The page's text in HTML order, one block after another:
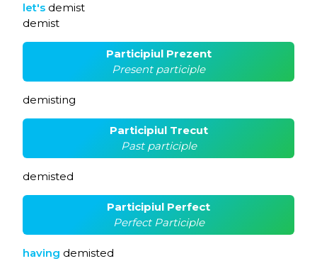
let's demist
demist
Participiul Prezent
Present participle
demisting
Participiul Trecut
Past participle
demisted
Participiul Perfect
Perfect Participle
having demisted